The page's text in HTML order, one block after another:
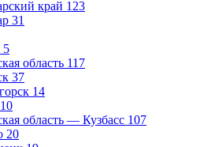
край 123
31
5
область 117
37
14
10
область — Кузбасс 107
20